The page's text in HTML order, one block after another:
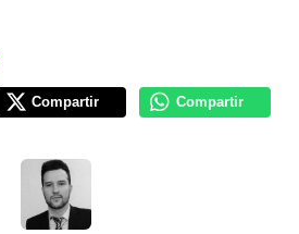
Compartir Compartir